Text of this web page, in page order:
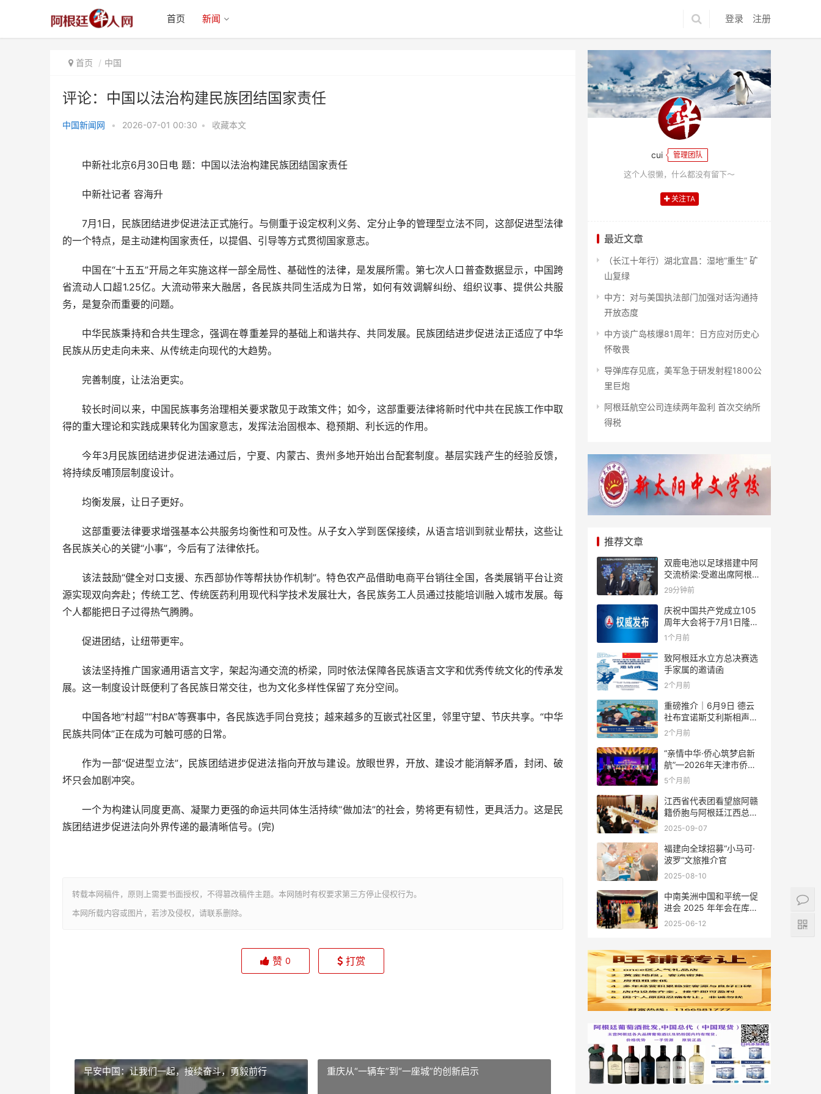
登录 注册
首页 新闻
首页 中国
评论：中国以法治构建民族团结国家责任
中国新闻网 • 2026-07-01 00:30 • 收藏本文
中新社北京6月30日电 题：中国以法治构建民族团结国家责任
中新社记者 容海升
7月1日，民族团结进步促进法正式施行。与侧重于设定权利义务、定分止争的管理型立法不同，这部促进型法律
的一个特点，是主动建构国家责任，以提倡、引导等方式贯彻国家意志。
中国在“十五五”开局之年实施这样一部全局性、基础性的法律，是发展所需。第七次人口普查数据显示，中国跨
省流动人口超1.25亿。大流动带来大融居，各民族共同生活成为日常，如何有效调解纠纷、组织议事、提供公共服
务，是复杂而重要的问题。
中华民族秉持和合共生理念，强调在尊重差异的基础上和谐共存、共同发展。民族团结进步促进法正适应了中华
民族从历史走向未来、从传统走向现代的大趋势。
完善制度，让法治更实。
较长时间以来，中国民族事务治理相关要求散见于政策文件；如今，这部重要法律将新时代中共在民族工作中取
得的重大理论和实践成果转化为国家意志，发挥法治固根本、稳预期、利长远的作用。
今年3月民族团结进步促进法通过后，宁夏、内蒙古、贵州多地开始出台配套制度。基层实践产生的经验反馈，
将持续反哺顶层制度设计。
均衡发展，让日子更好。
这部重要法律要求增强基本公共服务均衡性和可及性。从子女入学到医保接续，从语言培训到就业帮扶，这些让
各民族关心的关键“小事”，今后有了法律依托。
该法鼓励“健全对口支援、东西部协作等帮扶协作机制”。特色农产品借助电商平台销往全国，各类展销平台让资
源实现双向奔赴；传统工艺、传统医药利用现代科学技术发展壮大，各民族务工人员通过技能培训融入城市发展。每
个人都能把日子过得热气腾腾。
促进团结，让纽带更牢。
该法坚持推广国家通用语言文字，架起沟通交流的桥梁，同时依法保障各民族语言文字和优秀传统文化的传承发
展。这一制度设计既便利了各民族日常交往，也为文化多样性保留了充分空间。
中国各地“村超”“村BA”等赛事中，各民族选手同台竞技；越来越多的互嵌式社区里，邻里守望、节庆共享。“中华
民族共同体”正在成为可触可感的日常。
作为一部“促进型立法”，民族团结进步促进法指向开放与建设。放眼世界，开放、建设才能消解矛盾，封闭、破
坏只会加剧冲突。
一个为构建认同度更高、凝聚力更强的命运共同体生活持续“做加法”的社会，势将更有韧性，更具活力。这是民
族团结进步促进法向外界传递的最清晰信号。(完)
转载本网稿件，原则上需要书面授权，不得篡改稿件主题。本网随时有权要求第三方停止侵权行为。
本网所载内容或图片，若涉及侵权，请联系删除。
赞 0 打赏
早安中国：让我们一起，接续奋斗，勇毅前行 重庆从“一辆车”到“一座城”的创新启示
cui 管理团队
这个人很懒，什么都没有留下～
关注TA
最近文章
（长江十年行）湖北宜昌：湿地“重生” 矿
山复绿
中方：对与美国执法部门加强对话沟通持
开放态度
中方谈广岛核爆81周年：日方应对历史心
怀敬畏
导弹库存见底，美军急于研发射程1800公
里巨炮
阿根廷航空公司连续两年盈利 首次交纳所
得税
推荐文章
双鹿电池以足球搭建中阿
交流桥梁:受邀出席阿根廷
足协赞助商招待会！
29分钟前
庆祝中国共产党成立105
周年大会将于7月1日隆重
举行
1个月前
致阿根廷水立方总决赛选
手家属的邀请函
2个月前
重磅推介｜6月9日 德云
社布宜诺斯艾利斯相声专
场！国风曲艺邂逅南美风
结！
2个月前
“亲情中华·侨心筑梦启新
航”—2026年天津市侨界
新春联谊活动成功举办
5个月前
江西省代表团看望旅阿赣
籍侨胞与阿根廷江西总商
会座谈
2025-09-07
福建向全球招募“小马可·
波罗”文旅推介官
2025-08-10
中南美洲中国和平统一促
进会 2025 年年会在库拉
索圆满举行，共绘反“独”
2025-06-12